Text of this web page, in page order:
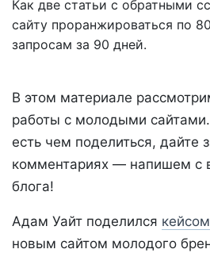
Как две статьи с обратными
сайту проранжироваться по
запросам за 90 дней.
В этом материале
работы с молодыми
есть чем поделиться, дайте
комментариях — напишем с
блога!
Адам Уайт поделился кейсом
новым сайтом молодого